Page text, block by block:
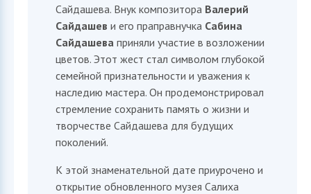
Сайдашева. Внук композитора Валерий
Сайдашев и его праправнучка Сабина
Сайдашева приняли участие в возложении
цветов. Этот жест стал символом глубокой
семейной признательности и уважения к
наследию мастера. Он продемонстрировал
стремление сохранить память о жизни и
творчестве Сайдашева для будущих
поколений.
К этой знаменательной дате приурочено и
открытие обновленного музея Салиха